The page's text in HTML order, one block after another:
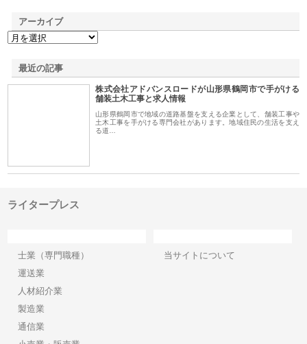
アーカイブ
最近の記事
株式会社アドバンスロードが山形県鶴岡市で手がける
舗装土木工事と求人情報
山形県鶴岡市で地域の道路基盤を支える企業として、舗装工事や
土木工事を手がける専門会社があります。地域住民の生活を支え
る道…
ライタープレス
士業（専門職種）
運送業
人材紹介業
製造業
通信業
当サイトについて